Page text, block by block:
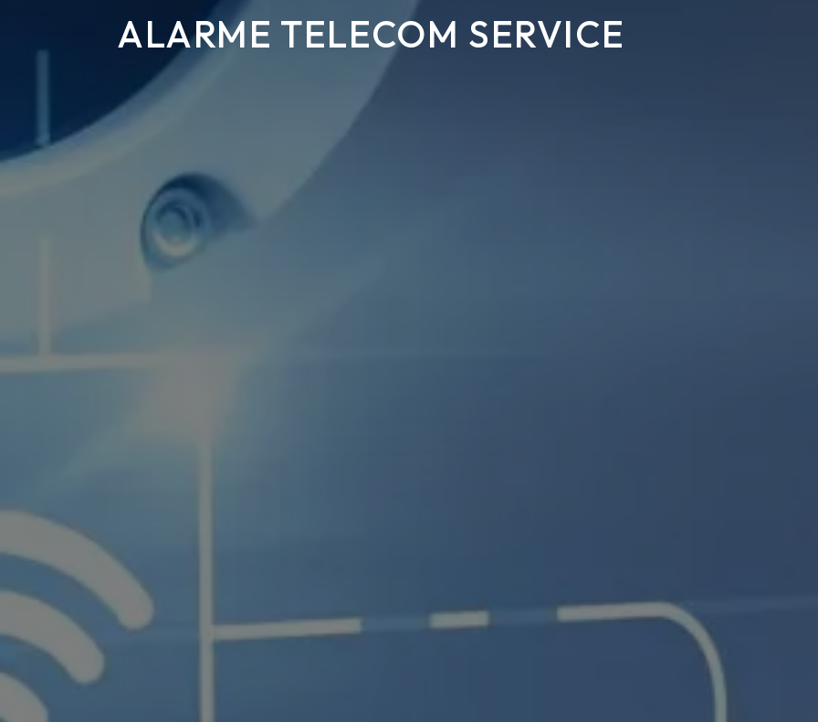
ALARME TELECOM SERVICE